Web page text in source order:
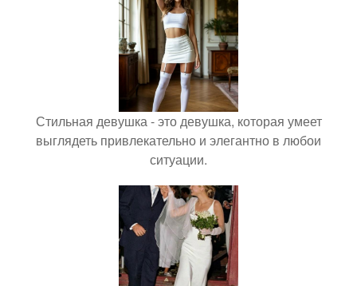
Стильная девушка - это девушка, которая умеет
выглядеть привлекательно и элегантно в любои
ситуации.